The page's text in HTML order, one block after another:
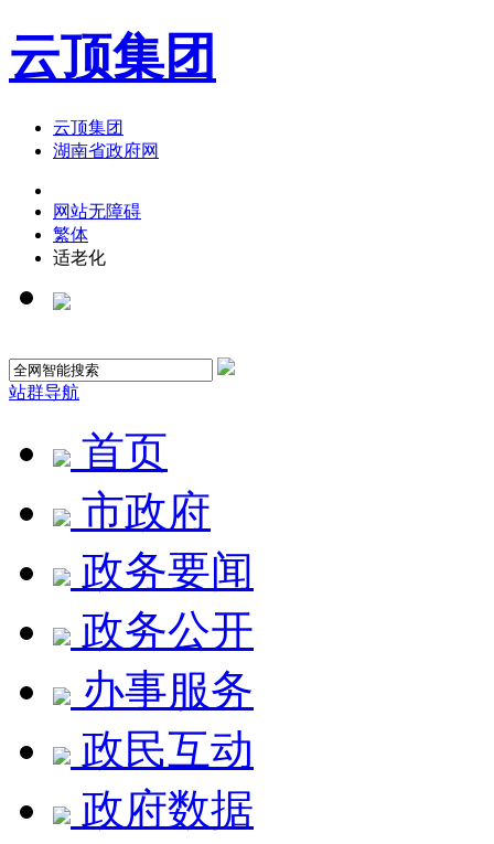
云顶集团
云顶集团
湖南省政府网
网站无障碍
繁体
适老化
站群导航
首页
市政府
政务要闻
政务公开
办事服务
政民互动
政府数据